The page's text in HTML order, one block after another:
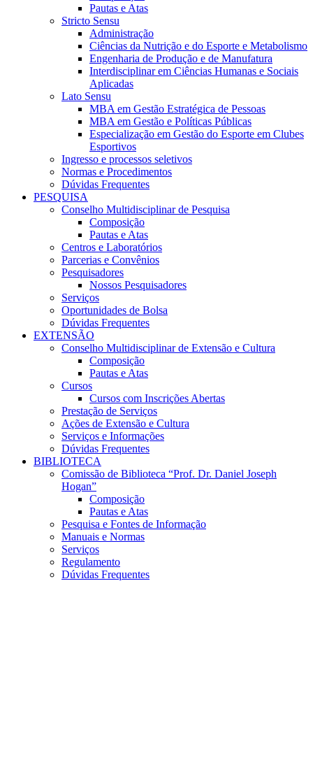
Pautas e Atas
Stricto Sensu
Administração
Ciências da Nutrição e do Esporte e Metabolismo
Engenharia de Produção e de Manufatura
Interdisciplinar em Ciências Humanas e Sociais
Aplicadas
Lato Sensu
MBA em Gestão Estratégica de Pessoas
MBA em Gestão e Políticas Públicas
Especialização em Gestão do Esporte em Clubes
Esportivos
Ingresso e processos seletivos
Normas e Procedimentos
Dúvidas Frequentes
PESQUISA
Conselho Multidisciplinar de Pesquisa
Composição
Pautas e Atas
Centros e Laboratórios
Parcerias e Convênios
Pesquisadores
Nossos Pesquisadores
Serviços
Oportunidades de Bolsa
Dúvidas Frequentes
EXTENSÃO
Conselho Multidisciplinar de Extensão e Cultura
Composição
Pautas e Atas
Cursos
Cursos com Inscrições Abertas
Prestação de Serviços
Ações de Extensão e Cultura
Serviços e Informações
Dúvidas Frequentes
BIBLIOTECA
Comissão de Biblioteca “Prof. Dr. Daniel Joseph
Hogan”
Composição
Pautas e Atas
Pesquisa e Fontes de Informação
Manuais e Normas
Serviços
Regulamento
Dúvidas Frequentes